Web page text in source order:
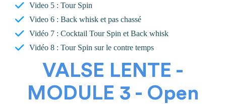
Video 5 : Tour Spin
Video 6 : Back whisk et pas chassé
Vidéo 7 : Cocktail Tour Spin et Back whisk
Vidéo 8 : Tour Spin sur le contre temps
VALSE LENTE -
MODULE 3 - Open